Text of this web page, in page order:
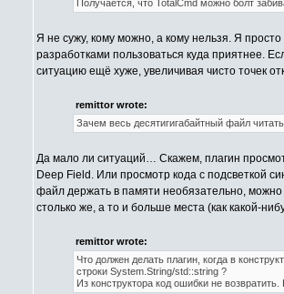
Получается, что TotalCmd можно болт
Я не сужу, кому можно, а кому нельзя. Я
разработками пользоваться куда приятнее.
ситуацию ещё хуже, увеличивая чисто точек
remittor wrote:
Зачем весь десятигигабайтный файл
Да мало ли ситуаций… Скажем, плагин
Deep Field. Или просмотр кода с подсветкой
файл держать в памяти необязательно,
столько же, а то и больше места (как какой-
remittor wrote:
Что должен делать плагин, когда в
строки System.String/std::string ?
Из конструктора код ошибки не